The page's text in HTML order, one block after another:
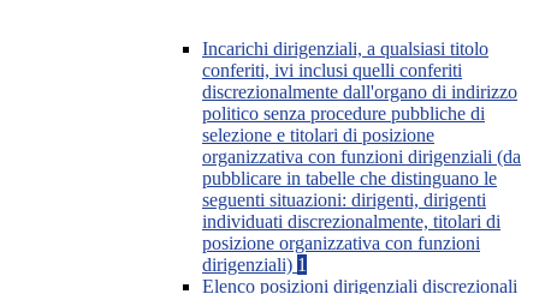
Incarichi dirigenziali, a qualsiasi titolo
conferiti, ivi inclusi quelli conferiti
discrezionalmente dall'organo di indirizzo
politico senza procedure pubbliche di
selezione e titolari di posizione
organizzativa con funzioni dirigenziali (da
pubblicare in tabelle che distinguano le
seguenti situazioni: dirigenti, dirigenti
individuati discrezionalmente, titolari di
posizione organizzativa con funzioni
dirigenziali) 1
Elenco posizioni dirigenziali discrezionali